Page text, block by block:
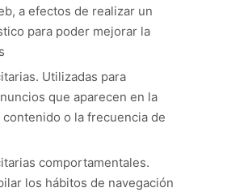
a efectos de realizar un
para poder mejorar la
Utilizadas para
que aparecen en la
o la frecuencia de
comportamentales.
los hábitos de navegación